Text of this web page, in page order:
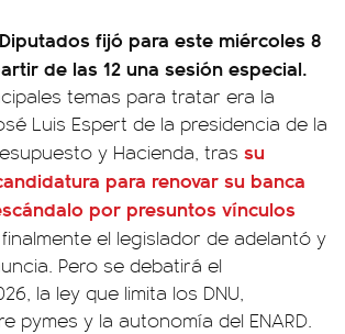
fijó para este miércoles 8
de las 12 una sesión especial.
temas para tratar era la
Luis Espert de la presidencia de la
y Hacienda, tras su
para renovar su banca
por presuntos vínculos
el legislador de adelantó y
Pero se debatirá el
la ley que limita los DNU,
pymes y la autonomía del ENARD.